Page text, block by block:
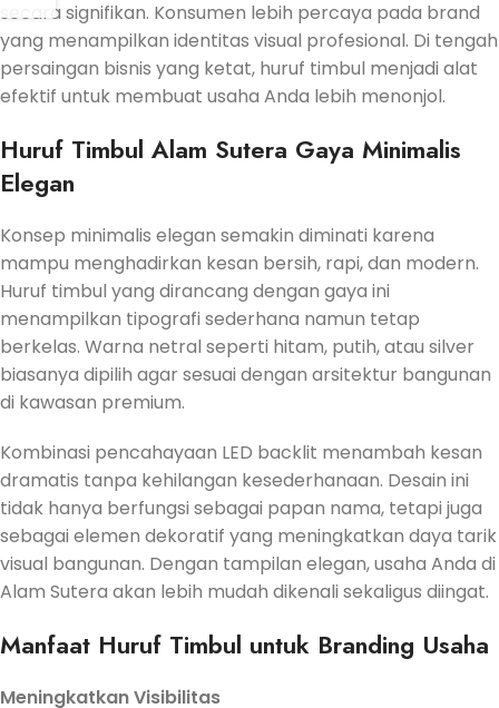
secara signifikan. Konsumen lebih percaya pada brand
yang menampilkan identitas visual profesional. Di tengah
persaingan bisnis yang ketat, huruf timbul menjadi alat
efektif untuk membuat usaha Anda lebih menonjol.
Huruf Timbul Alam Sutera Gaya Minimalis
Elegan
Konsep minimalis elegan semakin diminati karena
mampu menghadirkan kesan bersih, rapi, dan modern.
Huruf timbul yang dirancang dengan gaya ini
menampilkan tipografi sederhana namun tetap
berkelas. Warna netral seperti hitam, putih, atau silver
biasanya dipilih agar sesuai dengan arsitektur bangunan
di kawasan premium.
Kombinasi pencahayaan LED backlit menambah kesan
dramatis tanpa kehilangan kesederhanaan. Desain ini
tidak hanya berfungsi sebagai papan nama, tetapi juga
sebagai elemen dekoratif yang meningkatkan daya tarik
visual bangunan. Dengan tampilan elegan, usaha Anda di
Alam Sutera akan lebih mudah dikenali sekaligus diingat.
Manfaat Huruf Timbul untuk Branding Usaha
Meningkatkan Visibilitas